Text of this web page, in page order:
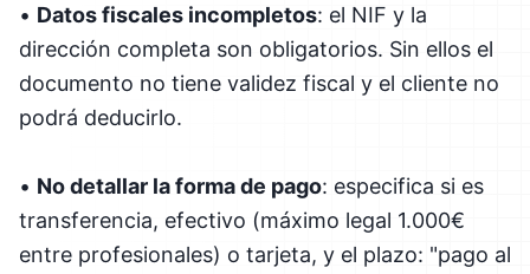
• Datos fiscales incompletos: el NIF y la
dirección completa son obligatorios. Sin ellos el
documento no tiene validez fiscal y el cliente no
podrá deducirlo.
• No detallar la forma de pago: especifica si es
transferencia, efectivo (máximo legal 1.000€
entre profesionales) o tarjeta, y el plazo: "pago al